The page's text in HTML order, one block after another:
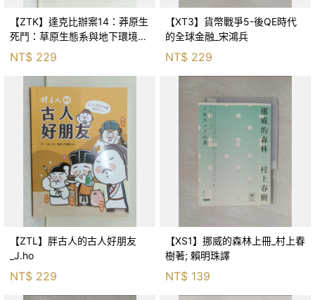
【ZTK】達克比辦案14：莽原生
死鬥：草原生態系與地下環境的
生存適應_柯智元
NT$ 229
【XT3】貨幣戰爭5-後QE時代
的全球金融_宋鴻兵
NT$ 229
【ZTL】胖古人的古人好朋友
_J.ho
NT$ 229
【XS1】挪威的森林上冊_村上春
樹著; 賴明珠譯
NT$ 139